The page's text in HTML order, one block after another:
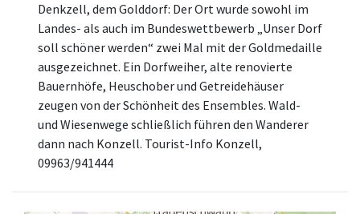
Denkzell, dem Golddorf: Der Ort wurde sowohl im
Landes- als auch im Bundeswettbewerb „Unser Dorf
soll schöner werden“ zwei Mal mit der Goldmedaille
ausgezeichnet. Ein Dorfweiher, alte renovierte
Bauernhöfe, Heuschober und Getreidehäuser
zeugen von der Schönheit des Ensembles. Wald-
und Wiesenwege schließlich führen den Wanderer
dann nach Konzell. Tourist-Info Konzell,
09963/941444